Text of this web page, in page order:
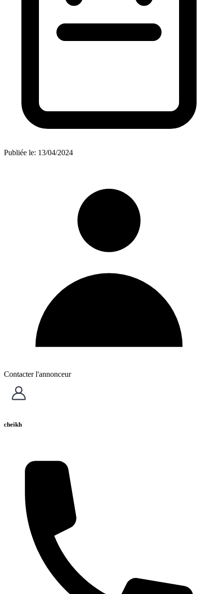
Publiée le: 13/04/2024
Contacter l'annonceur
cheikh